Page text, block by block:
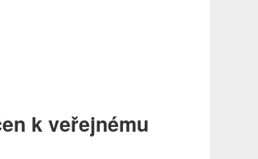
k veřejnému